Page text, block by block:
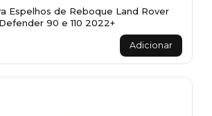
Espelhos de Reboque Land Rover
Defender 90 e 110 2022+
Adicionar